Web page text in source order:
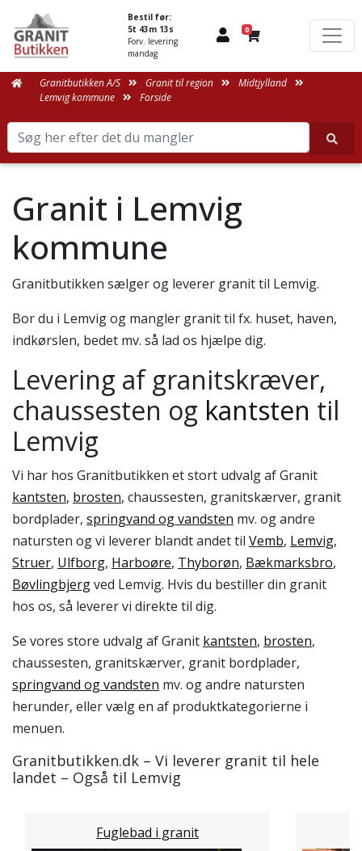
Granit i Lemvig
kommune
Granitbutikken sælger og leverer granit til Lemvig.
Bor du i Lemvig og mangler granit til fx. huset, haven,
indkørslen, bedet mv. så lad os hjælpe dig.
Levering af granitskræver,
chaussesten og kantsten til
Lemvig
Vi har hos Granitbutikken et stort udvalg af Granit
kantsten, brosten, chaussesten, granitskærver, granit
bordplader, springvand og vandsten mv. og andre
natursten og vi leverer blandt andet til Vemb, Lemvig,
Struer, Ulfborg, Harboøre, Thyborøn, Bækmarksbro,
Bøvlingbjergved Lemvig. Hvis du bestiller din granit
hos os, så leverer vi direkte til dig.
Se vores store udvalg af Granit kantsten, brosten,
chaussesten, granitskærver, granit bordplader,
springvand og vandsten mv. og andre natursten
herunder, eller vælg en af produktkategorierne i
menuen.
Granitbutikken.dk – Vi leverer granit til hele
landet – Også til Lemvig
Fuglebad i granit
Bestil før:
5t 43m 13s
Forv. levering
mandag
0
Granitbutikken A/S Granit til region
Midtjylland
Lemvig kommune
Forside